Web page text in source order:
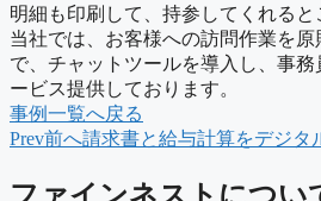
明細も印刷して、持参してくれると
当社では、お客様への訪問作業を
で、チャットツールを導入し、事
ービス提供しております。
事例一覧へ戻る
Prev前へ請求書と給与計算をデジタ
ファインネストについ